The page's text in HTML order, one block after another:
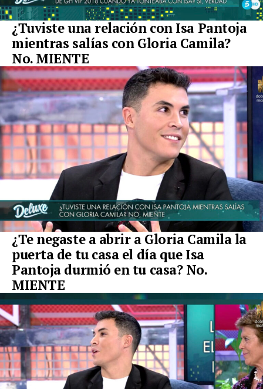
¿Tuviste una relación con Isa Pantoja
mientras salías con Gloria Camila?
No. MIENTE
¿Te negaste a abrir a Gloria Camila la
puerta de tu casa el día que Isa
Pantoja durmió en tu casa? No.
MIENTE